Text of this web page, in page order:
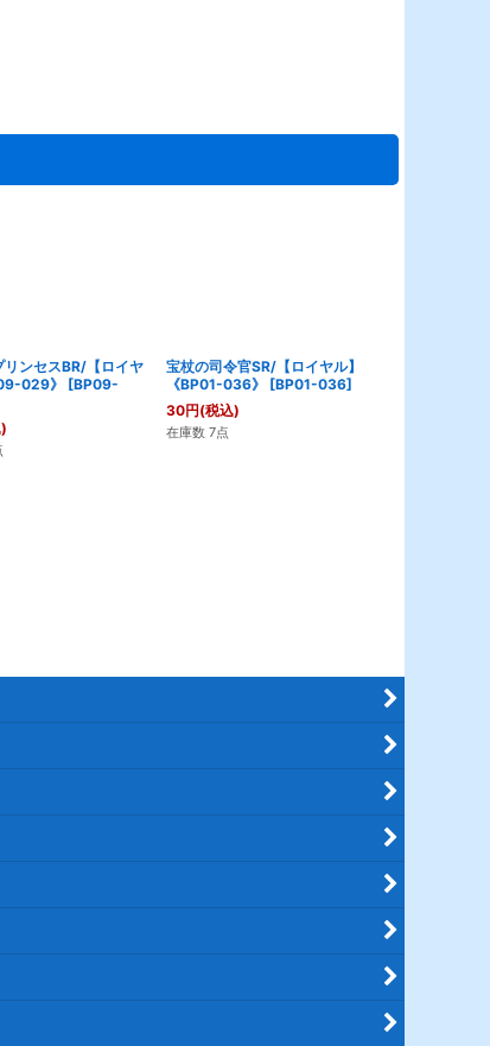
リンセスBR/【ロイヤ
029》
[BP09-
宝杖の司令官SR/【ロイヤル】
《BP01-036》
[BP01-036]
30円(税込)
在庫数 7点